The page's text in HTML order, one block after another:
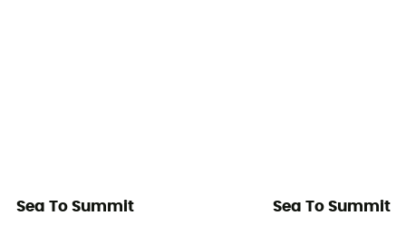
Sea To Summit Sea To Summit